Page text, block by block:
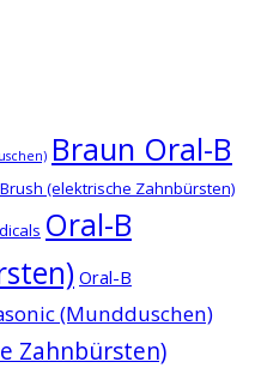
Braun Oral-B
(elektrische Zahnbürsten)
Oral-B
Oral-B
(Mundduschen)
Zahnbürsten)